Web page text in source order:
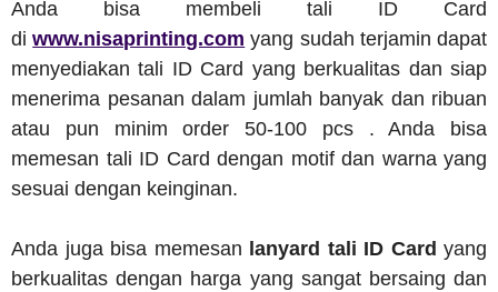
Anda bisa membeli tali ID Card
diwww.nisaprinting.com yang sudah terjamin dapat
menyediakan tali ID Card yang berkualitas dan siap
menerima pesanan dalam jumlah banyak dan ribuan
atau pun minim order 50-100 pcs . Anda bisa
memesan tali ID Card dengan motif dan warna yang
sesuai dengan keinginan.
Anda juga bisa memesan lanyard tali ID Card yang
berkualitas dengan harga yang sangat bersaing dan